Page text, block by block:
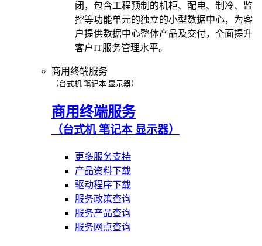
闭，包含工程预制的机柜、配电、制冷、监
控等功能单元的独立的小型数据中心，为客
户提供数据中心整体产品及交付，全面提升
客户IT服务管理水平。
商用终端服务
（台式机 笔记本 显示器）
商用终端服务
（台式机 笔记本 显示器）
更多服务支持
产品资料下载
驱动程序下载
服务政策查询
服务产品查询
服务网点查询